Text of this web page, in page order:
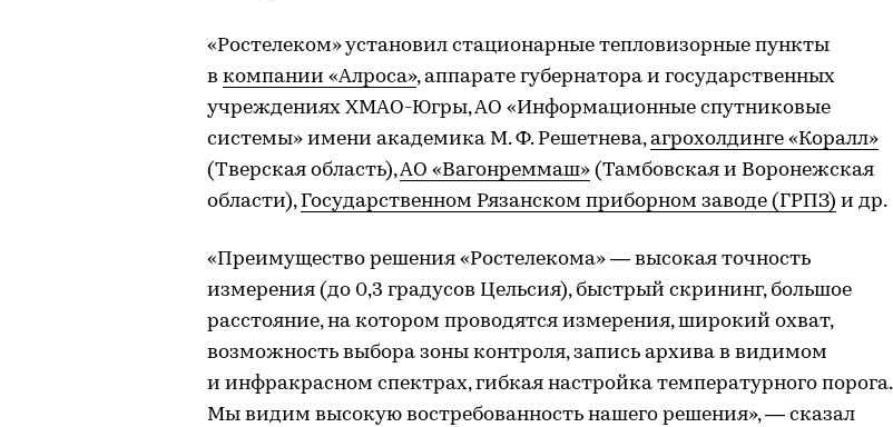
«Ростелеком» установил стационарные тепловизорные пункты
в компании «Алроса», аппарате губернатора и государственных
учреждениях ХМАО-Югры, АО «Информационные спутниковые
системы» имени академика М. Ф. Решетнева,агрохолдинге «Коралл»
(Тверская область),АО «Вагонреммаш» (Тамбовская и Воронежская
области), Государственном Рязанском приборном заводе (ГРПЗ) и др.
«Преимущество решения «Ростелекома» — высокая точность
измерения (до 0,3 градусов Цельсия), быстрый скрининг, большое
расстояние, на котором проводятся измерения, широкий охват,
возможность выбора зоны контроля, запись архива в видимом
и инфракрасном спектрах, гибкая настройка температурного порога.
Мы видим высокую востребованность нашего решения», — сказал